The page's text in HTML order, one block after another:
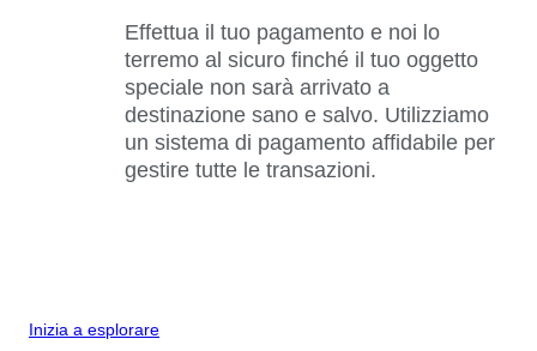
Effettua il tuo pagamento e noi lo
terremo al sicuro finché il tuo oggetto
speciale non sarà arrivato a
destinazione sano e salvo. Utilizziamo
un sistema di pagamento affidabile per
gestire tutte le transazioni.
Inizia a esplorare